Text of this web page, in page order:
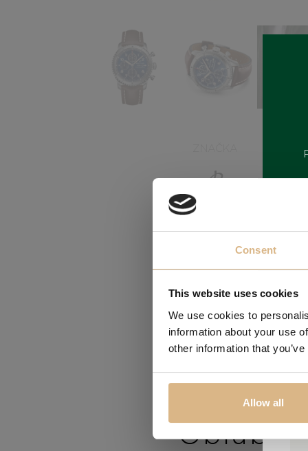
Consent
This website uses cookies
We use cookies to
information about your use
other information that
Allow all